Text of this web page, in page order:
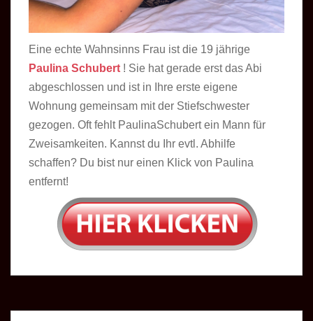
Eine echte Wahnsinns Frau ist die 19 jährige
Paulina Schubert ! Sie hat gerade erst das Abi
abgeschlossen und ist in Ihre erste eigene
Wohnung gemeinsam mit der Stiefschwester
gezogen. Oft fehlt PaulinaSchubert ein Mann für
Zweisamkeiten. Kannst du Ihr evtl. Abhilfe
schaffen? Du bist nur einen Klick von Paulina
entfernt!